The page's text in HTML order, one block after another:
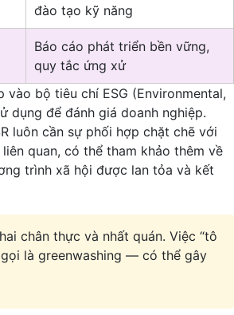
đào tạo kỹ năng
Báo cáo phát triển bền vững,
quy tắc ứng xử
bộ tiêu chí ESG (Environmental,
dụng để đánh giá doanh nghiệp.
luôn cần sự phối hợp chặt chẽ với
quan, có thể tham khảo thêm về
trình xã hội được lan tỏa và kết
chân thực và nhất quán. Việc “tô
là greenwashing — có thể gây